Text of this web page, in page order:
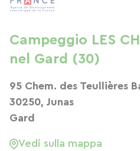
Campeggio LES
nel Gard (30)
95 Chem. des Teullières
30250, Junas
Gard
Vedi sulla mappa